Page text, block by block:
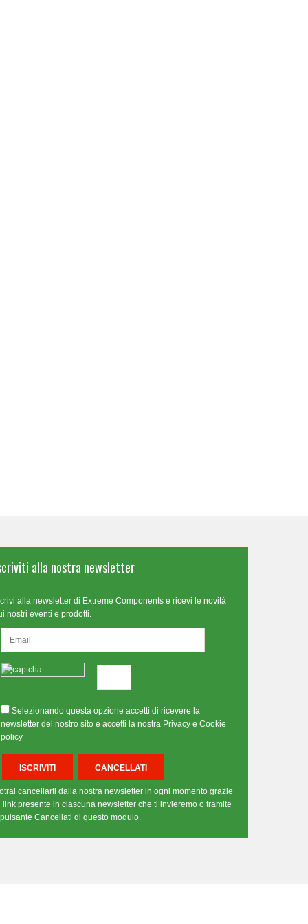
alla nostra newsletter
alla newsletter di Extreme Components e ricevi le novità
nostri eventi e prodotti.
Selezionando questa opzione accetti di ricevere la
newsletter del nostro sito e accetti la nostra Privacy e Cookie
policy
cancellarti dalla nostra newsletter in ogni momento grazie
link presente in ciascuna newsletter che ti invieremo o tramite
Cancellati di questo modulo.